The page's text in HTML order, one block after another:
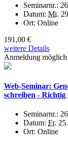
Seminarnr.:
Datum: Mi.
Ort: Online
191,00 €
weitere Details
Anmeldung möglich
Web-Seminar:
schreiben -
Seminarnr.:
Datum: Fr.
Ort: Online